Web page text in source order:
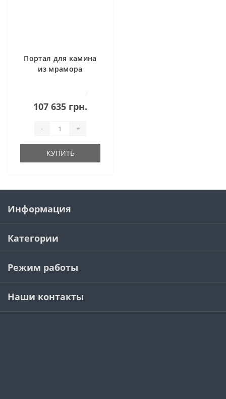
Портал для камина
из мрамора
107 635 грн.
- +
КУПИТЬ
Информация
Категории
Режим работы
Наши контакты